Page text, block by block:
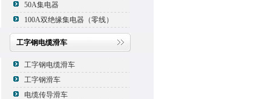
50A集电器
100A双绝缘集电器（零线）
工字钢电缆滑车
工字钢电缆滑车
工字钢滑车
电缆传导滑车